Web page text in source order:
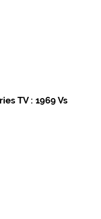
TV : 1969 Vs